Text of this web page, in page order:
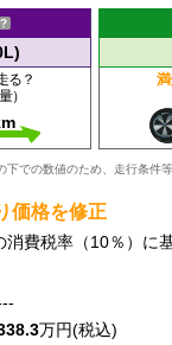
る？
）
満
での数値のため、走行条件
価格を修正
費税率（10％）に
万円(税込)